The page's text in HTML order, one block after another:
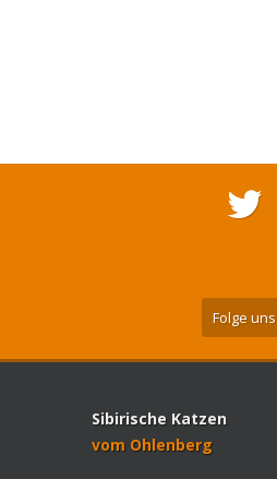
Folge uns
Sibirische Katzen
vom Ohlenberg